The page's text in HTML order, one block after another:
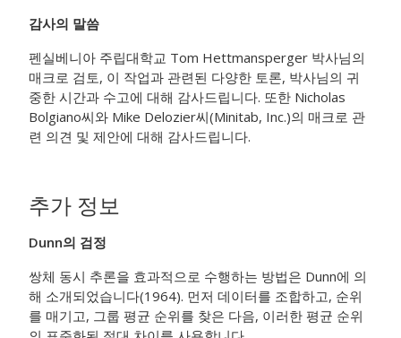
감사의 말씀
펜실베니아 주립대학교 Tom Hettmansperger 박사님의
매크로 검토, 이 작업과 관련된 다양한 토론, 박사님의 귀
중한 시간과 수고에 대해 감사드립니다. 또한 Nicholas
Bolgiano씨와 Mike Delozier씨(Minitab, Inc.)의 매크로 관
련 의견 및 제안에 대해 감사드립니다.
추가 정보
Dunn의 검정
쌍체 동시 추론을 효과적으로 수행하는 방법은 Dunn에 의
해 소개되었습니다(1964). 먼저 데이터를 조합하고, 순위
를 매기고, 그룹 평균 순위를 찾은 다음, 이러한 평균 순위